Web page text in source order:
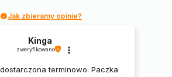
Jak zbieramy opinie?
Kinga
zweryfikowano
dostarczona terminowo. Paczka